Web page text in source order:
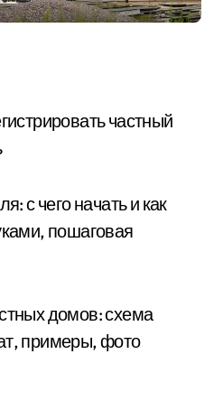
частный
с чего начать и как
пошаговая
домов: схема
примеры, фото